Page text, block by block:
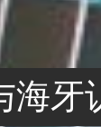
海牙